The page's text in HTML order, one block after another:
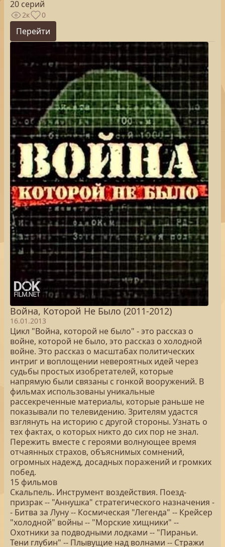
20 серий
2к 0
Перейти
Война, Которой Не Было (2011-2012)
16.01.2013
Цикл "Война, которой не было" - это рассказ о
войне, которой не было, это рассказ о холодной
войне. Это рассказ о масштабах политических
интриг и воплощении невероятных идей через
судьбы простых изобретателей, которые
напрямую были связаны с гонкой вооружений. В
фильмах использованы уникальные
рассекреченные материалы, которые раньше не
показывали по телевидению. Зрителям удастся
взглянуть на историю с другой стороны. Узнать о
тех фактах, о которых никто до сих пор не знал.
Пережить вместе с героями волнующее время
отчаянных страхов, объяснимых сомнений,
огромных надежд, досадных поражений и громких
побед.
15 фильмов
Скальпель. Инструмент воздействия. Поезд-
призрак -- "Аннушка" стратегического назначения -
- Битва за Луну -- Космическая "Легенда" -- Крейсер
"холодной" войны -- "Морские хищники" --
Охотники за подводными лодками -- "Пираньи.
Тени глубин" -- Плывущие над волнами -- Стражи